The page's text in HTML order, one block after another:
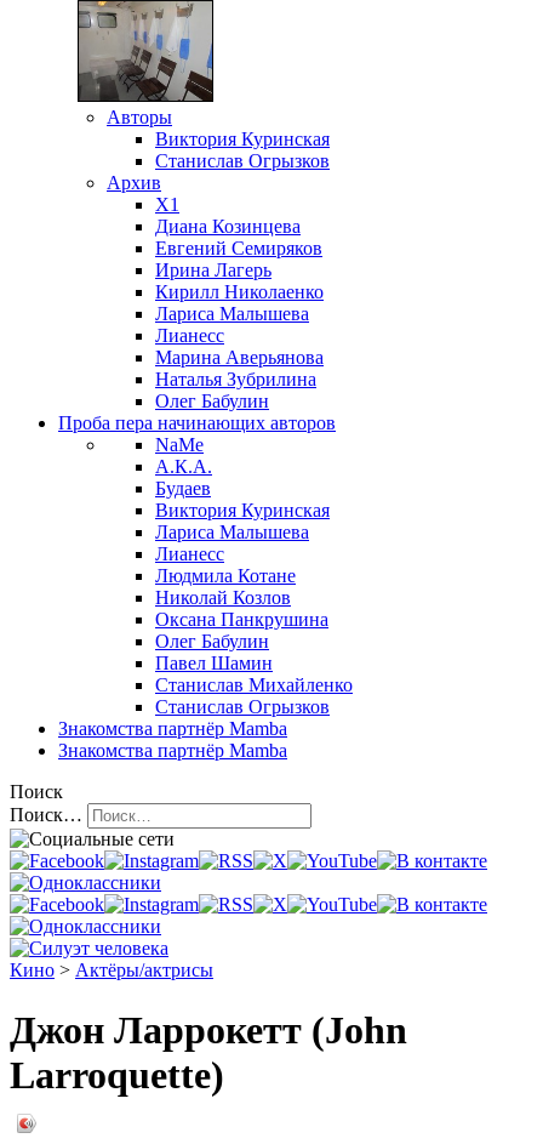
Авторы
Виктория Куринская
Станислав Огрызков
Архив
X1
Диана Козинцева
Евгений Семиряков
Ирина Лагерь
Кирилл Николаенко
Лариса Малышева
Лианесс
Марина Аверьянова
Наталья Зубрилина
Олег Бабулин
Проба пера начинающих авторов
NaMe
А.К.А.
Будаев
Виктория Куринская
Лариса Малышева
Лианесс
Людмила Котане
Николай Козлов
Оксана Панкрушина
Олег Бабулин
Павел Шамин
Станислав Михайленко
Станислав Огрызков
Знакомства партнёр Mamba
Знакомства партнёр Mamba
Поиск
Поиск…
Кино > Актёры/актрисы
Джон Ларрокетт (John
Larroquette)